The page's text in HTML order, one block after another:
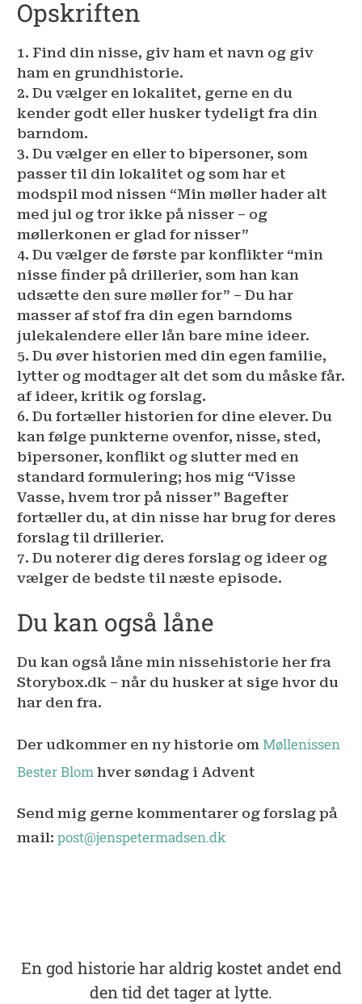
Opskriften
1. Find din nisse, giv ham et navn og giv
ham en grundhistorie.
2. Du vælger en lokalitet, gerne en du
kender godt eller husker tydeligt fra din
barndom.
3. Du vælger en eller to bipersoner, som
passer til din lokalitet og som har et
modspil mod nissen “Min møller hader alt
med jul og tror ikke på nisser – og
møllerkonen er glad for nisser”
4. Du vælger de første par konflikter “min
nisse finder på drillerier, som han kan
udsætte den sure møller for” – Du har
masser af stof fra din egen barndoms
julekalendere eller lån bare mine ideer.
5. Du øver historien med din egen familie,
lytter og modtager alt det som du måske får.
af ideer, kritik og forslag.
6. Du fortæller historien for dine elever. Du
kan følge punkterne ovenfor, nisse, sted,
bipersoner, konflikt og slutter med en
standard formulering; hos mig “Visse
Vasse, hvem tror på nisser” Bagefter
fortæller du, at din nisse har brug for deres
forslag til drillerier.
7. Du noterer dig deres forslag og ideer og
vælger de bedste til næste episode.
Du kan også låne
Du kan også låne min nissehistorie her fra
Storybox.dk – når du husker at sige hvor du
har den fra.
Der udkommer en ny historie om Møllenissen
Bester Blom hver søndag i Advent
Send mig gerne kommentarer og forslag på
mail: post@jenspetermadsen.dk
En god historie har aldrig kostet andet end
den tid det tager at lytte.